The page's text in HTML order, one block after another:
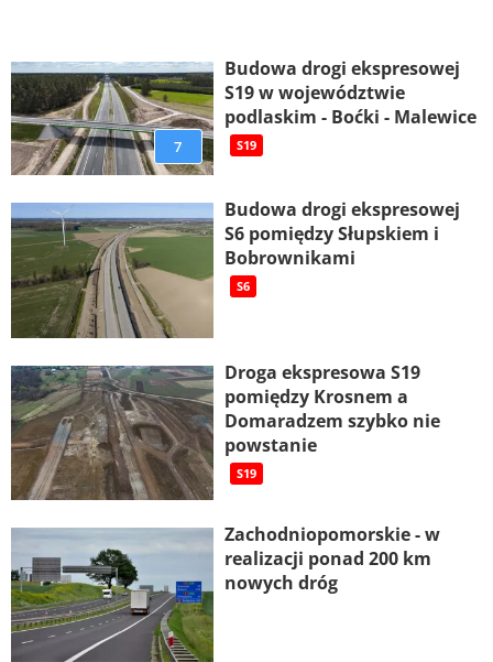
7
Budowa drogi ekspresowej
S19 w województwie
podlaskim - Boćki - Malewice
S19
Budowa drogi ekspresowej
S6 pomiędzy Słupskiem i
Bobrownikami
S6
Droga ekspresowa S19
pomiędzy Krosnem a
Domaradzem szybko nie
powstanie
S19
Zachodniopomorskie - w
realizacji ponad 200 km
nowych dróg